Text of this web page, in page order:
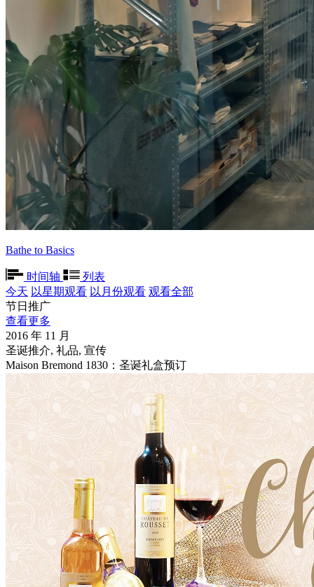
Bathe to Basics
时间轴
列表
今天 以星期观看 以月份观看 观看全部
节日推广
查看更多
2016 年 11 月
圣诞推介, 礼品, 宣传
Maison Bremond 1830：圣诞礼盒预订